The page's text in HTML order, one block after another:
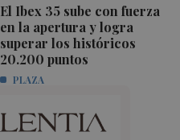
El Ibex 35 sube con fuerza
en la apertura y logra
superar los históricos
20.200 puntos
PLAZA